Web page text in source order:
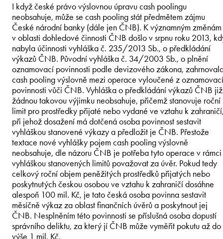
I když české právo výslovnou úpravu cash poolingu
neobsahuje, může se cash pooling stát předmětem zájmu
České národní banky (dále jen ČNB). K významným změnám
v oblasti dohledové činnosti ČNB došlo v srpnu roku 2013,
nabyla účinnosti vyhláška č. 235/2013 Sb., o předkládání
výkazů ČNB. Původní vyhláška č. 34/2003 Sb., o plnění
oznamovací povinnosti podle devizového zákona,
cash pooling výslovně mezi operace vyloučené z oznamovací
povinnosti vůči ČNB. Vyhláška o předkládání výkazů ČNB již
žádnou takovou výjimku neobsahuje, přičemž stanovuje roční
limit pro prostředky přijaté nebo vydané ve vztahu k
při jehož dosažení má dotčená osoba povinnost sestavit
vyhláškou stanovené výkazy a předložit je ČNB. Přestože
textace nové vyhlášky pojem cash pooling výslovně
neobsahuje, dle názoru ČNB je potřeba tyto operace v rámci
vyhláškou stanovených limitů považovat za úvěr. Pokud tedy
celkový roční objem peněžitých prostředků přijatých nebo
poskytnutých českou osobou ve vztahu k zahraničí dosáhne
alespoň 100 mil. Kč, je tato česká osoba povinna sestavit
měsíčně výkaz za oblast finančních úvěrů a poskytnout jej
ČNB. Nesplněním této povinnosti se příslušná osoba dopustí
správního deliktu, za který jí ČNB může vyměřit pokutu až do
výše 1 mil. Kč.